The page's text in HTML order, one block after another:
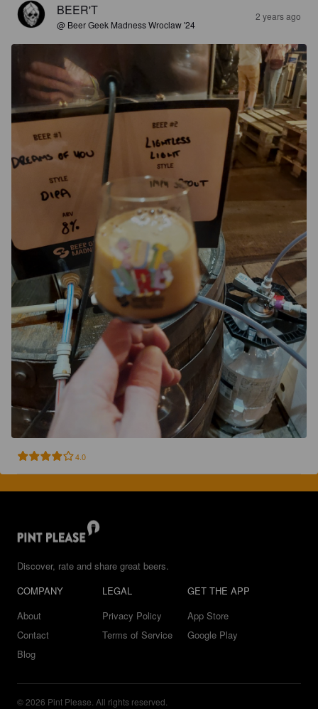
BEER'T
@ Beer Geek Madness Wroclaw '24
2 years ago
4.0
Discover, rate and share great beers.
COMPANY
About
Contact
Blog
LEGAL
Privacy Policy
Terms of Service
GET THE APP
App Store
Google Play
© 2026 Pint Please. All rights reserved.